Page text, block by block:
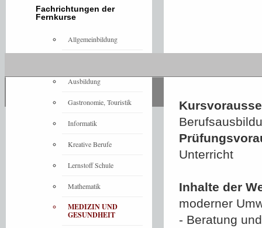
Unterricht
Inhalte der
moderner
- Beratung
Fachrichtungen der
Fernkurse
Allgemeinbildung
Ausbildung
Gastronomie, Touristik
Informatik
Kreative Berufe
Lernstoff Schule
Mathematik
MEDIZIN UND
GESUNDHEIT